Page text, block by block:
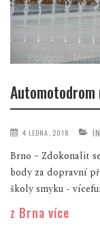
4 LEDNA, 2018
Brno – Zdokonalit
body za dopravní
školy smyku -
z Brna více